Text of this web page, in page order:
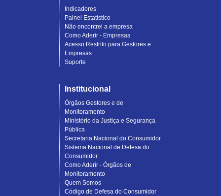
Indicadores
Painel Estatístico
Não encontrei a empresa
Como Aderir - Empresas
Acesso Restrito para Gestores e
Empresas
Suporte
Institucional
Órgãos Gestores e de
Monitoramento
Ministério da Justiça e Segurança
Pública
Secretaria Nacional do Consumidor
Sistema Nacional de Defesa do
Consumidor
Como Aderir - Órgãos de
Monitoramento
Quem Somos
Código de Defesa do Consumidor